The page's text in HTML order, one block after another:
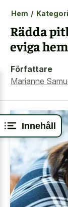
Innehåll
Hem /
Rädda
eviga hem
Författare
Marianne